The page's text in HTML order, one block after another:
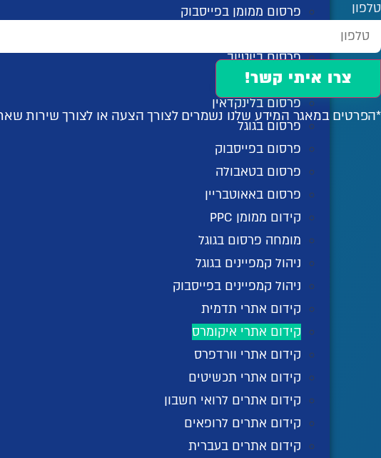
פרסום ממומן בפייסבוק
פרסום ביוטיוב
פרסום בטיקטוק
פרסום בלינקדאין
פרסום בגוגל
פרסום בפייסבוק
פרסום בטאבולה
פרסום באאוטבריין
קידום ממומן PPC
מומחה פרסום בגוגל
ניהול קמפיינים בגוגל
ניהול קמפיינים בפייסבוק
קידום אתרי תדמית
קידום אתרי איקומרס
קידום אתרי וורדפרס
קידום אתרי תכשיטים
קידום אתרים לרואי חשבון
קידום אתרים לרופאים
קידום אתרים בעברית
טלפון
צרו איתי קשר!
*הפרטים במאגר המידע שלנו נשמרים לצורך הצעה או לצורך שירות